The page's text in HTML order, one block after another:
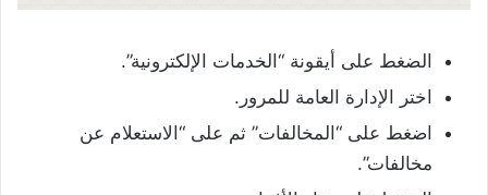
الضغط على أيقونة “الخدمات الإلكترونية”.
اختر الإدارة العامة للمرور.
اضغط على “المخالفات” ثم على “الاستعلام عن
مخالفات”.